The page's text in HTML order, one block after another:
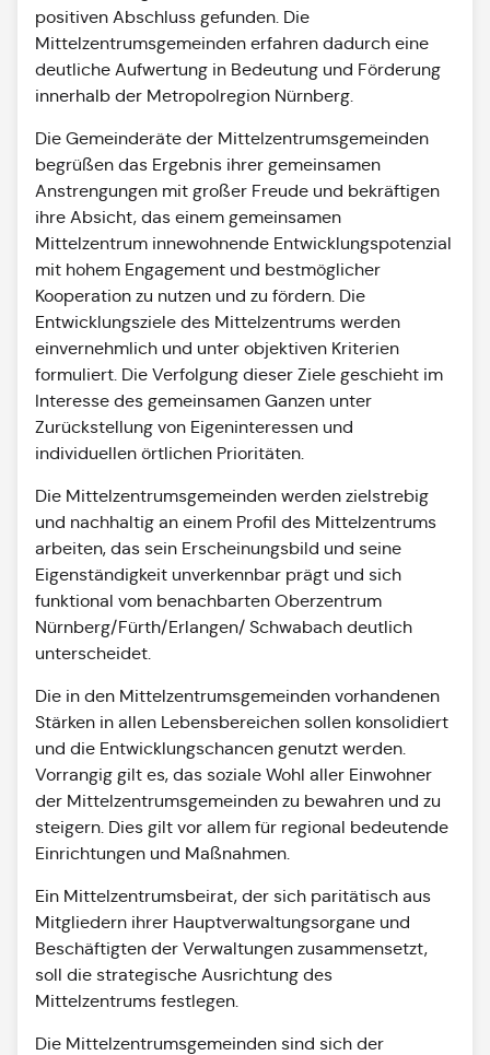
positiven Abschluss gefunden. Die
Mittelzentrumsgemeinden erfahren dadurch eine
deutliche Aufwertung in Bedeutung und Förderung
innerhalb der Metropolregion Nürnberg.
Die Gemeinderäte der Mittelzentrumsgemeinden
begrüßen das Ergebnis ihrer gemeinsamen
Anstrengungen mit großer Freude und bekräftigen
ihre Absicht, das einem gemeinsamen
Mittelzentrum innewohnende Entwicklungspotenzial
mit hohem Engagement und bestmöglicher
Kooperation zu nutzen und zu fördern. Die
Entwicklungsziele des Mittelzentrums werden
einvernehmlich und unter objektiven Kriterien
formuliert. Die Verfolgung dieser Ziele geschieht im
Interesse des gemeinsamen Ganzen unter
Zurückstellung von Eigeninteressen und
individuellen örtlichen Prioritäten.
Die Mittelzentrumsgemeinden werden zielstrebig
und nachhaltig an einem Profil des Mittelzentrums
arbeiten, das sein Erscheinungsbild und seine
Eigenständigkeit unverkennbar prägt und sich
funktional vom benachbarten Oberzentrum
Nürnberg/Fürth/Erlangen/ Schwabach deutlich
unterscheidet.
Die in den Mittelzentrumsgemeinden vorhandenen
Stärken in allen Lebensbereichen sollen konsolidiert
und die Entwicklungschancen genutzt werden.
Vorrangig gilt es, das soziale Wohl aller Einwohner
der Mittelzentrumsgemeinden zu bewahren und zu
steigern. Dies gilt vor allem für regional bedeutende
Einrichtungen und Maßnahmen.
Ein Mittelzentrumsbeirat, der sich paritätisch aus
Mitgliedern ihrer Hauptverwaltungsorgane und
Beschäftigten der Verwaltungen zusammensetzt,
soll die strategische Ausrichtung des
Mittelzentrums festlegen.
Die Mittelzentrumsgemeinden sind sich der